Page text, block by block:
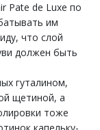
Pate de Luxe по
им
что слой
должен быть
гуталином,
щетиной, а
тоже